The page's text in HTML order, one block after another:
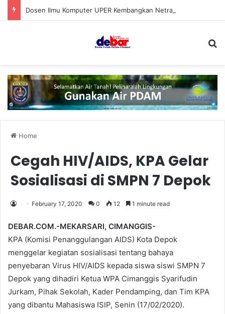
Home
Cegah HIV/AIDS, KPA Gelar
Sosialisasi di SMPN 7 Depok
February 17, 2020 0 12 1 minute read
DEBAR.COM.-MEKARSARI, CIMANGGIS-
KPA (Komisi Penanggulangan AIDS) Kota Depok
menggelar kegiatan sosialisasi tentang bahaya
penyebaran Virus HIV/AIDS kepada siswa siswi SMPN 7
Depok yang dihadiri Ketua WPA Cimanggis Syarifudin
Jurkam, Pihak Sekolah, Kader Pendamping, dan Tim KPA
yang dibantu Mahasiswa ISIP, Senin (17/02/2020).